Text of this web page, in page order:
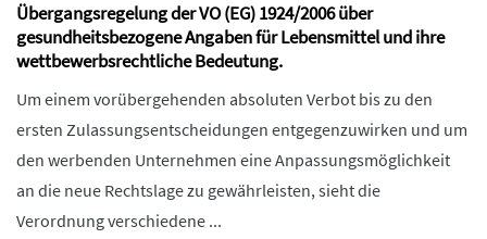
Übergangsregelung der VO (EG) 1924/2006 über
gesundheitsbezogene Angaben für Lebensmittel und ihre
wettbewerbsrechtliche Bedeutung.
Um einem vorübergehenden absoluten Verbot bis zu den
ersten Zulassungsentscheidungen entgegenzuwirken und um
den werbenden Unternehmen eine Anpassungsmöglichkeit
an die neue Rechtslage zu gewährleisten, sieht die
Verordnung verschiedene ...